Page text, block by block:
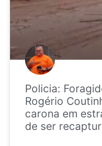
Policia:
Rogério
carona em
de ser